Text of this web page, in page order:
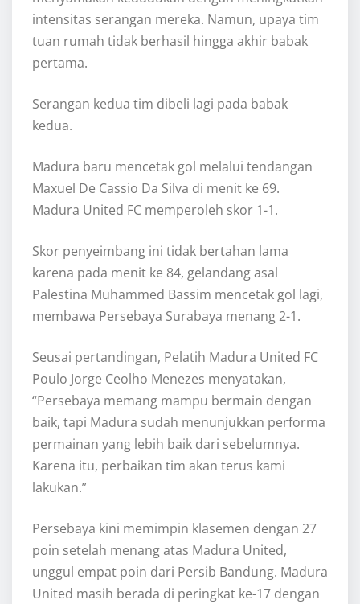
intensitas serangan mereka. Namun, upaya tim
tuan rumah tidak berhasil hingga akhir babak
pertama.
Serangan kedua tim dibeli lagi pada babak
kedua.
Madura baru mencetak gol melalui tendangan
Maxuel De Cassio Da Silva di menit ke 69.
Madura United FC memperoleh skor 1-1.
Skor penyeimbang ini tidak bertahan lama
karena pada menit ke 84, gelandang asal
Palestina Muhammed Bassim mencetak gol lagi,
membawa Persebaya Surabaya menang 2-1.
Seusai pertandingan, Pelatih Madura United FC
Poulo Jorge Ceolho Menezes menyatakan,
“Persebaya memang mampu bermain dengan
baik, tapi Madura sudah menunjukkan performa
permainan yang lebih baik dari sebelumnya.
Karena itu, perbaikan tim akan terus kami
lakukan.”
Persebaya kini memimpin klasemen dengan 27
poin setelah menang atas Madura United,
unggul empat poin dari Persib Bandung. Madura
United masih berada di peringkat ke-17 dengan